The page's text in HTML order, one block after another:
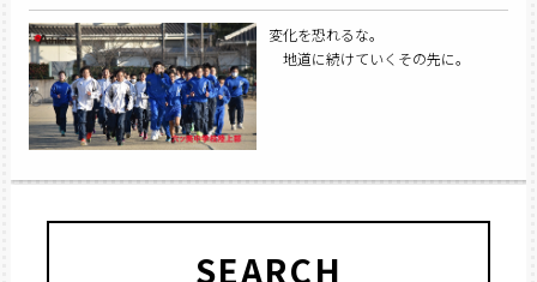
変化を恐れるな。
地道に続けていくその先に。
SEARCH